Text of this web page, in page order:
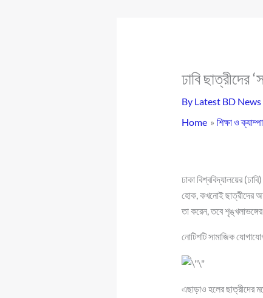
ঢাবি ছাত্রীদের
By Latest BD News
Home
শিক্ষা ও
ঢাকা বিশ্ববিদ্যালয়ের
হোক, কখনোই ছাত্রীদের
তা করেন, তবে
নোটিশটি সামাজিক
এছাড়াও হলের ছাত্রীদের